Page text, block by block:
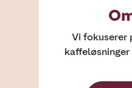
Vi fokuserer